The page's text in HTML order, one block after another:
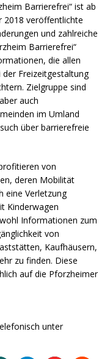
Barrierefrei“ ist ab
2018 veröffentlichte
und zahlreiche
Barrierefrei“
die allen
Freizeitgestaltung
Zielgruppe sind
auch
im Umland
über barrierefreie
von
deren Mobilität
eine Verletzung
Kinderwagen
Informationen zum
von
Kaufhäusern,
zu finden. Diese
auf die Pforzheimer
unter